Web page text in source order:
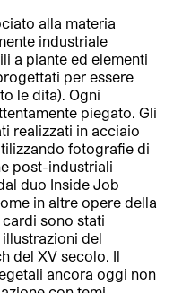
alla materia
industriale
a piante ed elementi
per essere
le dita). Ogni
piegato. Gli
realizzati in acciaio
fotografie di
post-industriali
duo Inside Job
in altre opere della
cardi sono stati
del
del XV secolo. Il
ancora oggi non